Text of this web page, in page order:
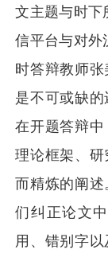
文主题与时下
信平台与对外
时答辩教师
是不可或缺的
在开题答辩中
理论框架、
而精炼的阐
们纠正论文
用、错别字